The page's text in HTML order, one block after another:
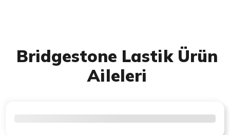
Bridgestone Lastik Ürün
Aileleri